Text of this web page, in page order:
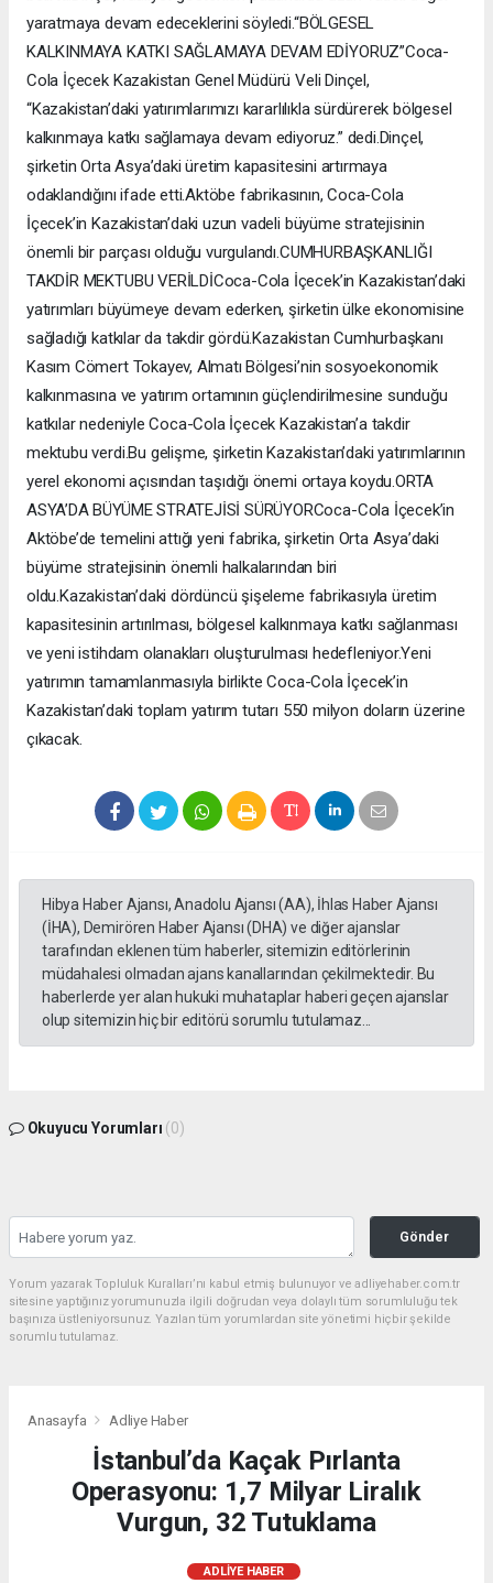
yaratmaya devam edeceklerini söyledi.“BÖLGESEL
KALKINMAYA KATKI SAĞLAMAYA DEVAM EDİYORUZ”Coca-
Cola İçecek Kazakistan Genel Müdürü Veli Dinçel,
“Kazakistan’daki yatırımlarımızı kararlılıkla sürdürerek bölgesel
kalkınmaya katkı sağlamaya devam ediyoruz.” dedi.Dinçel,
şirketin Orta Asya’daki üretim kapasitesini artırmaya
odaklandığını ifade etti.Aktöbe fabrikasının, Coca-Cola
İçecek’in Kazakistan’daki uzun vadeli büyüme stratejisinin
önemli bir parçası olduğu vurgulandı.CUMHURBAŞKANLIĞI
TAKDİR MEKTUBU VERİLDİCoca-Cola İçecek’in Kazakistan’daki
yatırımları büyümeye devam ederken, şirketin ülke ekonomisine
sağladığı katkılar da takdir gördü.Kazakistan Cumhurbaşkanı
Kasım Cömert Tokayev, Almatı Bölgesi’nin sosyoekonomik
kalkınmasına ve yatırım ortamının güçlendirilmesine sunduğu
katkılar nedeniyle Coca-Cola İçecek Kazakistan’a takdir
mektubu verdi.Bu gelişme, şirketin Kazakistan’daki yatırımlarının
yerel ekonomi açısından taşıdığı önemi ortaya koydu.ORTA
ASYA’DA BÜYÜME STRATEJİSİ SÜRÜYORCoca-Cola İçecek’in
Aktöbe’de temelini attığı yeni fabrika, şirketin Orta Asya’daki
büyüme stratejisinin önemli halkalarından biri
oldu.Kazakistan’daki dördüncü şişeleme fabrikasıyla üretim
kapasitesinin artırılması, bölgesel kalkınmaya katkı sağlanması
ve yeni istihdam olanakları oluşturulması hedefleniyor.Yeni
yatırımın tamamlanmasıyla birlikte Coca-Cola İçecek’in
Kazakistan’daki toplam yatırım tutarı 550 milyon doların üzerine
çıkacak.
Hibya Haber Ajansı, Anadolu Ajansı (AA), İhlas Haber Ajansı
(İHA), Demirören Haber Ajansı (DHA) ve diğer ajanslar
tarafından eklenen tüm haberler, sitemizin editörlerinin
müdahalesi olmadan ajans kanallarından çekilmektedir. Bu
haberlerde yer alan hukuki muhataplar haberi geçen ajanslar
olup sitemizin hiç bir editörü sorumlu tutulamaz...
Okuyucu Yorumları (0)
Gönder
Yorum yazarak Topluluk Kuralları’nı kabul etmiş bulunuyor ve adliyehaber.com.tr
sitesine yaptığınız yorumunuzla ilgili doğrudan veya dolaylı tüm sorumluluğu tek
başınıza üstleniyorsunuz. Yazılan tüm yorumlardan site yönetimi hiçbir şekilde
sorumlu tutulamaz.
Anasayfa Adliye Haber
İstanbul’da Kaçak Pırlanta
Operasyonu: 1,7 Milyar Liralık
Vurgun, 32 Tutuklama
ADLIYE HABER